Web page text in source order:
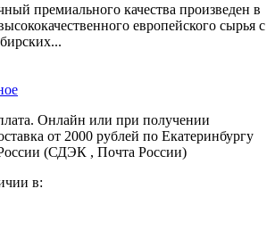
премиального качества произведен в
европейского сырья с
Онлайн или при получении
от 2000 рублей по Екатеринбургу
(СДЭК , Почта России)
в: